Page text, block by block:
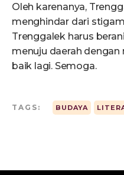
Oleh karenanya,
menghindar dari
Trenggalek harus
menuju daerah dengan
baik lagi. Semoga.
TAGS: BUDAYA